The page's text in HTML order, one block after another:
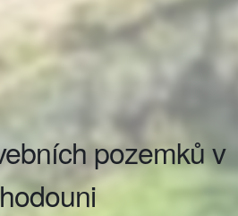
pozemků v